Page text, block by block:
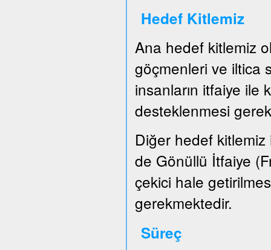
Hedef Kitlemiz
Ana hedef kitlemiz
göçmenleri ve iltica
insanların itfaiye ile
desteklenmesi
Diğer hedef
de Gönüllü İtfaiye
çekici hale
gerekmektedir.
Süreç